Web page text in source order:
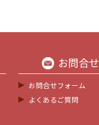
お問合せ
お問合せフォーム
よくあるご質問